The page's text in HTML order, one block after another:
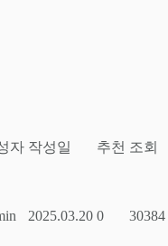
자 작성일 추천 조회
2025.03.20 0 30384